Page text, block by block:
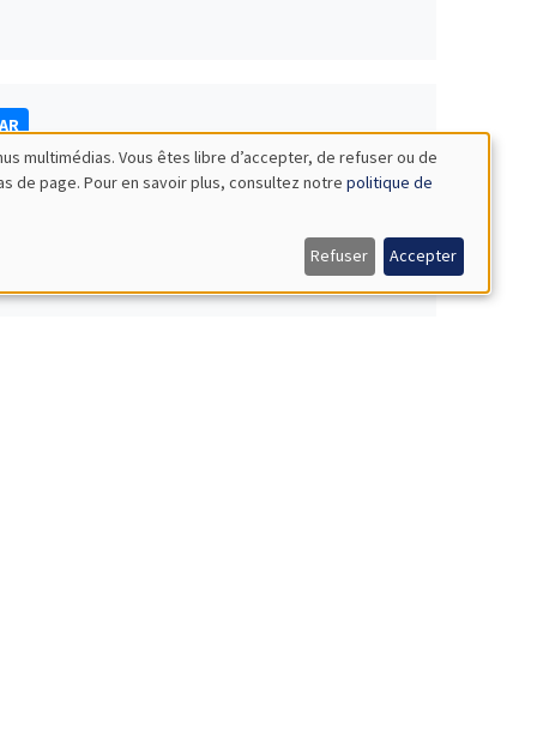
multimédias. Vous êtes libre d’accepter, de refuser ou de
de page. Pour en savoir plus, consultez notre politique de
Refuser Accepter